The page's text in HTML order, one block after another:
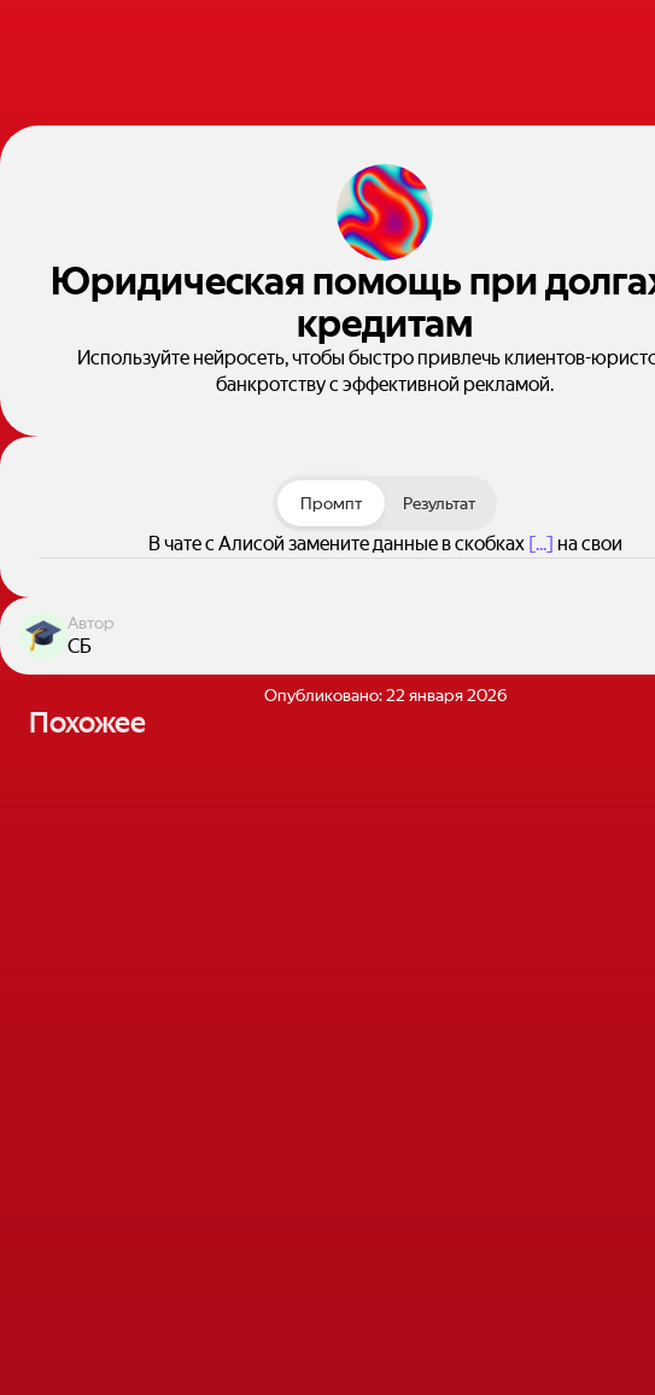
Юридическая помощь при
кредитам
Используйте нейросеть, чтобы быстро привлечь клиентов-
банкротству с эффективной рекламой.
Промпт Результат
В чате с Алисой замените данные в скобках [...] на свои
Автор
СБ
Опубликовано:22 января 2026
Похожее